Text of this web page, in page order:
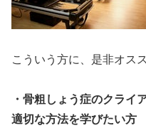
こういう方に、是非オス
・骨粗しょう症のクライ
適切な方法を学びたい方